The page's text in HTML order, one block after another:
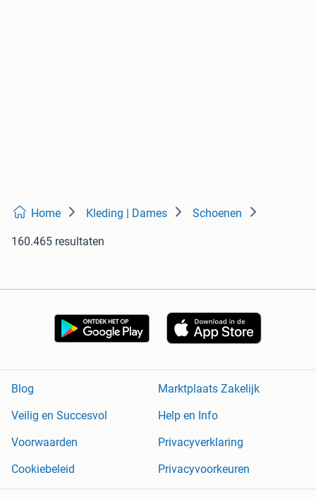
Home Kleding | Dames Schoenen
160.465 resultaten
Blog
Marktplaats Zakelijk
Veilig en Succesvol
Help en Info
Voorwaarden
Privacyverklaring
Cookiebeleid
Privacyvoorkeuren